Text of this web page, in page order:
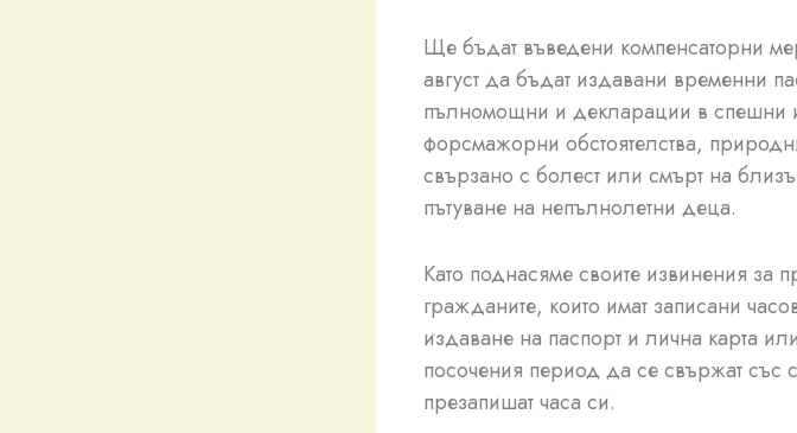
Ще бъдат въведени компенсаторни
август да бъдат издавани временни
пълномощни и декларации в спешни
форсмажорни обстоятелства,
свързано с болест или смърт на
пътуване на непълнолетни деца.
Като поднасяме своите извинения за
гражданите, които имат записани
издаване на паспорт и лична карта
посочения период да се свържат със
презапишат часа си.